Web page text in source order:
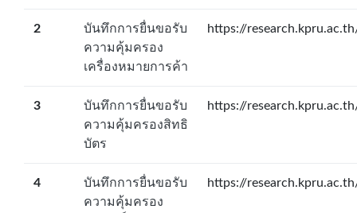
2
บันทึกการยื่นขอรับ
ความคุ้มครอง
เครื่องหมายการค้า
https://
3
บันทึกการยื่นขอรับ
ความคุ้มครองสิทธิ
บัตร
https://
4
บันทึกการยื่นขอรับ
ความคุ้มครอง
https://